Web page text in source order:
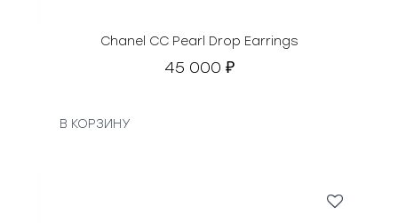
Chanel СС Pearl Drop Earrings
45 000 ₽
В КОРЗИНУ